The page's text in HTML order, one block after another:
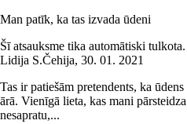
Man patīk, ka tas izvada ūdeni
Šī atsauksme tika automātiski tulkota.
Lidija S.Čehija, 30. 01. 2021
Tas ir patiešām pretendents, ka
ārā. Vienīgā lieta, kas mani
nesapratu,...